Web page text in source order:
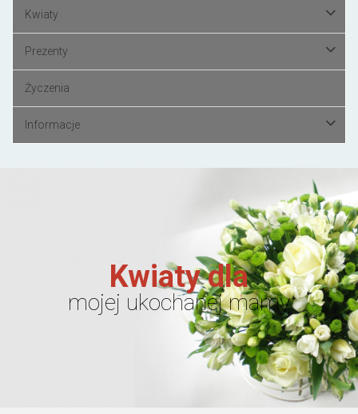
Kwiaty
Prezenty
Życzenia
Informacje
Kwiaty dla
mojej ukochanej mamy